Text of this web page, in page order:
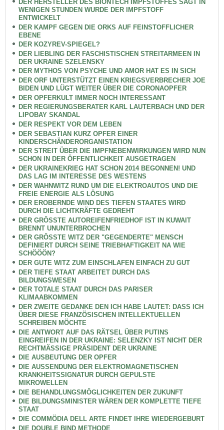
DER HERSTELLER DES BIONTECH IMPFSTOFFES SAGT IN
WENIGEN STUNDEN WURDE DER IMPFSTOFF
ENTWICKELT
DER KAMPF GEGEN DIE ORKS AUF FEINSTOFFLICHER
EBENE
DER KOZYREV-SPIEGEL?
DER LIEBLING DER FASCHISTISCHEN STREITARMEEN IN
DER UKRAINE SZELENSKY
DER MYTHOS VON PSYCHE UND AMOR HAT ES IN SICH
DER ORF UNTERSTÜTZT EINEN KRIEGSVERBRECHER JOE
BIDEN UND LÜGT WEITER ÜBER DIE CORONAOPFER
DER OPFERKULT IMMER NOCH INTERESSANT
DER REGIERUNGSBERATER KARL LAUTERBACH UND DER
LIPOBAY SKANDAL
DER RESPEKT VOR DEM LEBEN
DER SEBASTIAN KURZ OPFER EINER
KINDERSCHÄNDERORGANISTATION
DER STREIT ÜBER DIE IMPFNEBENWIRKUNGEN WIRD NUN
SCHON IN DER ÖFFENTLICHKEIT AUSGETRAGEN
DER UKRAINEKRIEG HAT SCHON 2014 BEGONNEN! UND
DAS LAG IM INTERESSE DES WESTENS
DER WAHNWITZ RUND UM DIE ELEKTROAUTOS UND DIE
FREIE ENERGIE ALS LÖSUNG
DER EROBERNDE WIND DES TIEFEN STAATES WIRD
DURCH DIE LICHTKRÄFTE GEDREHT
DER GRÖSSTE AUTOREIFENFRIEDHOF IST IN KUWAIT
BRENNT UNUNTERBROCHEN
DER GRÖSSTE WITZ DER "GEGENDERTE" MENSCH
DEFINIERT DURCH SEINE TRIEBHAFTIGKEIT NA WIE
SCHÖÖÖN?
DER GUTE WITZ ZUM EINSCHLAFEN EINFACH ZU GUT
DER TIEFE STAAT ARBEITET DURCH DAS
BILDUNGSWESEN
DER TOTALE STAAT DURCH DAS PARISER
KLIMAABKOMMEN
DER ZWEITE GEDANKE DEN ICH HABE LAUTET: DASS ICH
ÜBER DIESE FRANZÖSISCHEN INTELLEKTUELLEN
SCHREIBEN MÖCHTE
DIE ANTWORT AUF DAS RÄTSEL ÜBER PUTINS
EINGREIFEN IN DER UKRAINE: SELENZKY IST NICHT DER
RECHTMÄSSIGE PRÄSIDENT DER UKRAINE
DIE AUSBEUTUNG DER OPFER
DIE AUSSENDUNG DER ELEKTROMAGNETISCHEN
KRANKHEITSSIGNATUR DURCH GEPULSTE
MIKROWELLEN
DIE BEHANDLUNGSMÖGLICHKEITEN DER ZUKUNFT
DIE BILDUNGSMINISTER WÄREN DER KOMPLETTE TIEFE
STAAT
DIE COMMÖDIA DELL ARTE FINDET IHRE WIEDERGEBURT
DIE DOUBLE BIND METHODE